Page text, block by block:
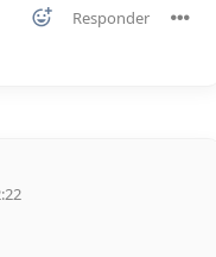
Responder